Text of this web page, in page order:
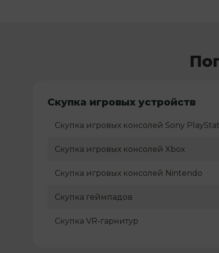
Скупка игровых устройств
Скупка игровых консолей Sony
Скупка игровых консолей Xbox
Скупка игровых консолей Nintendo
Скупка геймпадов
Скупка VR-гарнитур